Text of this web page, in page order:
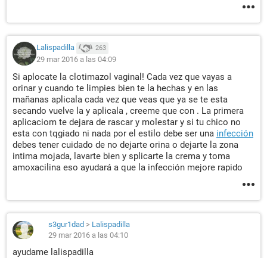
Lalispadilla 263
29 mar 2016 a las 04:09
Si aplocate la clotimazol vaginal! Cada vez que vayas a
orinar y cuando te limpies bien te la hechas y en las
mañanas aplicala cada vez que veas que ya se te esta
secando vuelve la y aplicala , creeme que con . La primera
aplicaciom te dejara de rascar y molestar y si tu chico no
esta con tqgiado ni nada por el estilo debe ser una infección
debes tener cuidado de no dejarte orina o dejarte la zona
intima mojada, lavarte bien y splicarte la crema y toma
amoxacilina eso ayudará a que la infección mejore rapido
s3gur1dad > Lalispadilla
29 mar 2016 a las 04:10
ayudame lalispadilla